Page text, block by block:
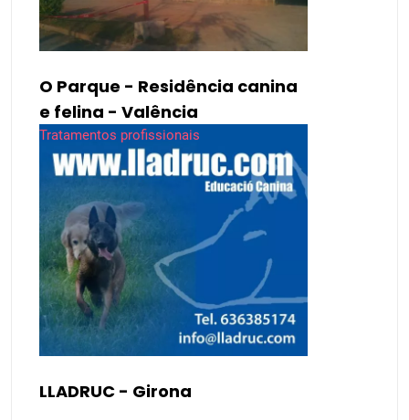
O Parque - Residência canina
e felina - Valência
Tratamentos profissionais
LLADRUC - Girona